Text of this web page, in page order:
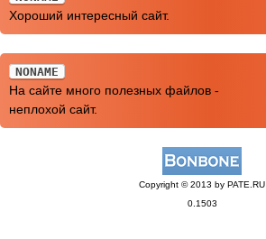
Хороший интересный сайт.
NONAME
На сайте много полезных файлов -
неплохой сайт.
Copyright © 2013 by PATE.RU
0.1503